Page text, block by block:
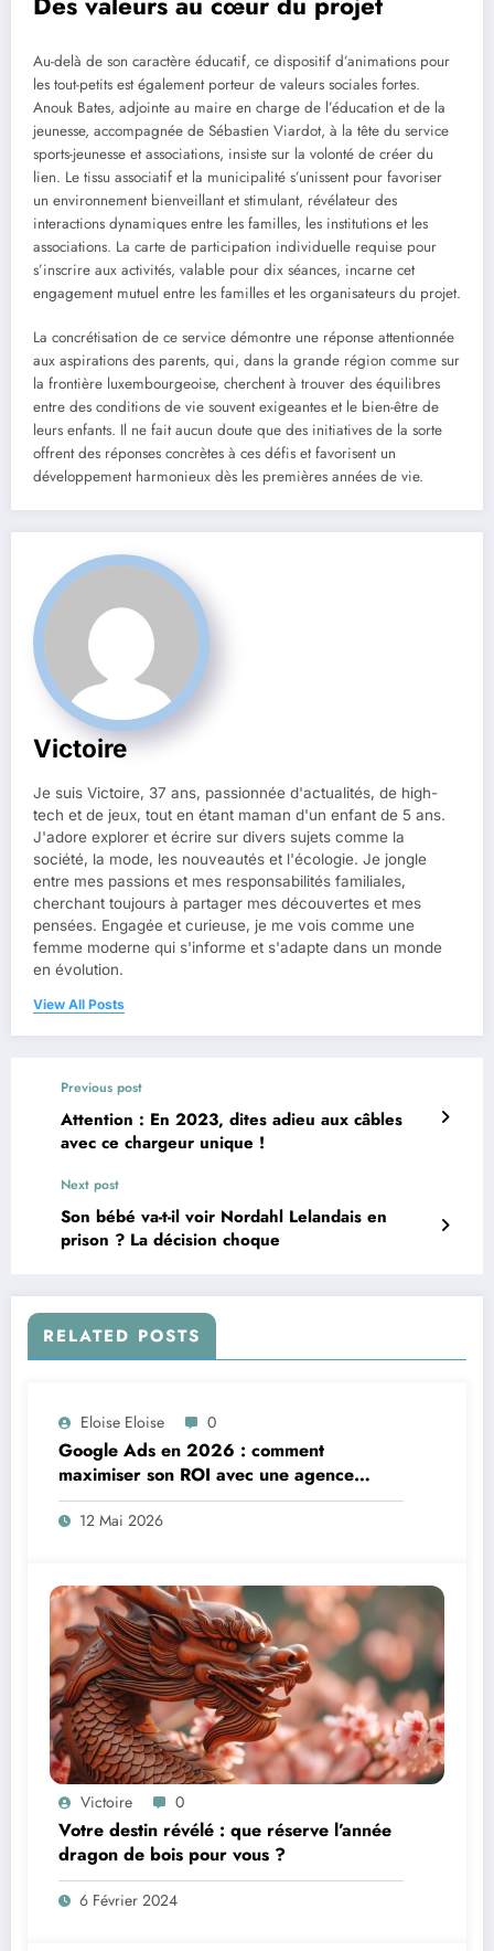
Au-delà de son caractère éducatif, ce dispositif d’animations pour
les tout-petits est également porteur de valeurs sociales fortes.
Anouk Bates, adjointe au maire en charge de l’éducation et de la
jeunesse, accompagnée de Sébastien Viardot, à la tête du service
sports-jeunesse et associations, insiste sur la volonté de créer du
lien. Le tissu associatif et la municipalité s’unissent pour favoriser
un environnement bienveillant et stimulant, révélateur des
interactions dynamiques entre les familles, les institutions et les
associations. La carte de participation individuelle requise pour
s’inscrire aux activités, valable pour dix séances, incarne cet
engagement mutuel entre les familles et les organisateurs du projet.
La concrétisation de ce service démontre une réponse attentionnée
aux aspirations des parents, qui, dans la grande région comme sur
la frontière luxembourgeoise, cherchent à trouver des équilibres
entre des conditions de vie souvent exigeantes et le bien-être de
leurs enfants. Il ne fait aucun doute que des initiatives de la sorte
offrent des réponses concrètes à ces défis et favorisent un
développement harmonieux dès les premières années de vie.
Victoire
Je suis Victoire, 37 ans, passionnée d'actualités, de high-
tech et de jeux, tout en étant maman d'un enfant de 5 ans.
J'adore explorer et écrire sur divers sujets comme la
société, la mode, les nouveautés et l'écologie. Je jongle
entre mes passions et mes responsabilités familiales,
cherchant toujours à partager mes découvertes et mes
pensées. Engagée et curieuse, je me vois comme une
femme moderne qui s'informe et s'adapte dans un monde
en évolution.
View All Posts
Previous post
Attention : En 2023, dites adieu aux câbles
avec ce chargeur unique !
Next post
Son bébé va-t-il voir Nordahl Lelandais en
prison ? La décision choque
RELATED POSTS
Eloise Eloise 0
Google Ads en 2026 : comment
maximiser son ROI avec une agence
spécialisée
12 Mai 2026
Victoire 0
Votre destin révélé : que réserve l’année
dragon de bois pour vous ?
6 Février 2024